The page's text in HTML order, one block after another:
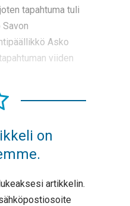
tapahtuma tuli
Asko
viiden
on
artikkelin.